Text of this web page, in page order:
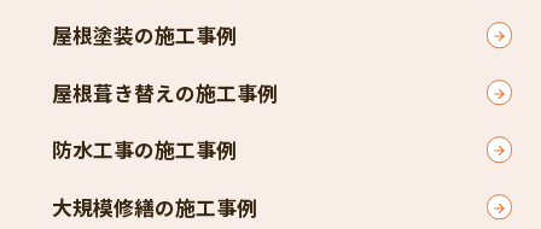
屋根塗装の施工事例
屋根葺き替えの施工事例
防水工事の施工事例
大規模修繕の施工事例